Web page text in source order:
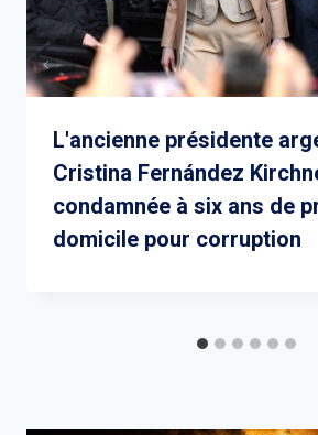
L'ancienne présidente
Cristina Fernández
condamnée à six ans de
domicile pour corruption